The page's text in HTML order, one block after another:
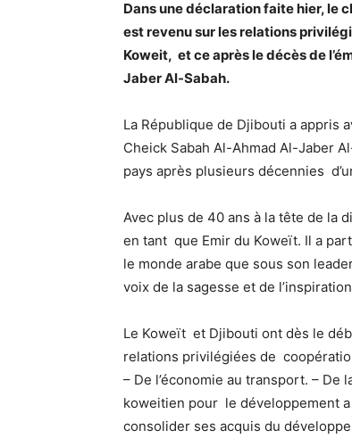
Dans une déclaration faite hier, le
est revenu sur les relations
Koweit, et ce après le décès de
Jaber Al-Sabah.
La République de Djibouti a appris
Cheick Sabah Al-Ahmad Al-Jaber
pays après plusieurs décennies
Avec plus de 40 ans à la tête de la
en tant que Emir du Koweït. Il a
le monde arabe que sous son
voix de la sagesse et de l’inspiration
Le Koweït et Djibouti ont dès le
relations privilégiées de
– De l’économie au transport. –
koweitien pour le développement
consolider ses acquis du